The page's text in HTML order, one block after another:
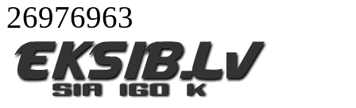
26976963